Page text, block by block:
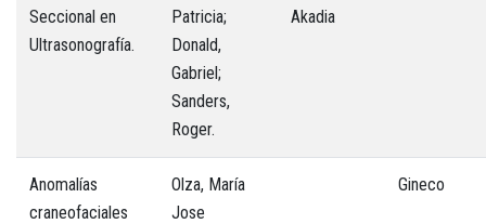
Seccional en
Ultrasonografía.
Patricia;
Donald,
Gabriel;
Sanders,
Roger.
Akadia
Anomalías
craneofaciales
Olza, María
Jose
Gineco